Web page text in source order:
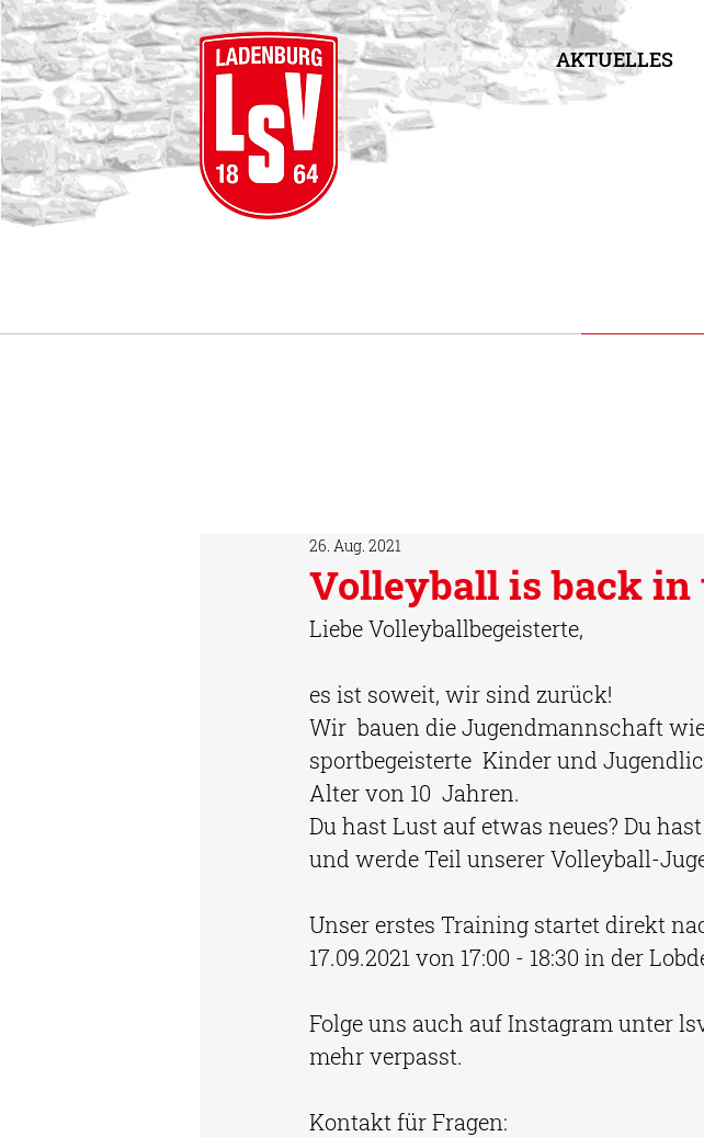
AKTUELLES
Volleyball is back in
26. Aug. 2021
Liebe Volleyballbegeisterte,
es ist soweit, wir sind zurück!
Wir  bauen die Jugendmannschaft
sportbegeisterte  Kinder und
Alter von 10  Jahren.
Du hast Lust auf etwas neues? Du
und werde Teil unserer Volleyball-
Unser erstes Training startet direkt
17.09.2021 von 17:00 - 18:30 in der
Folge uns auch auf Instagram unter
mehr verpasst.
Kontakt für Fragen: